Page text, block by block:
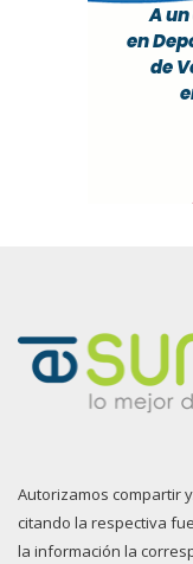
Autorizamos compartir
citando la respectiva
la información la